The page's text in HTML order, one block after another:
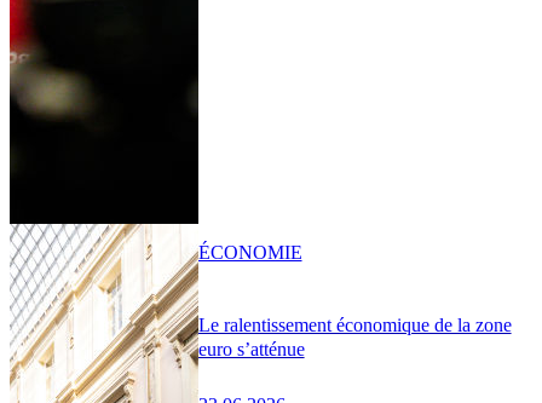
Le ralentissement économique de la zone
euro s’atténue
ÉCONOMIE